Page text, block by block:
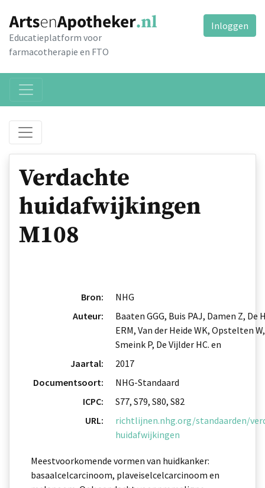
Educatieplatform voor
farmacotherapie en FTO
Inloggen
Verdachte
huidafwijkingen
M108
Bron:
NHG
Auteur:
Baaten GGG, Buis PAJ, Damen Z, De
ERM, Van der Heide WK, Opstelten W,
Smeink P, De Vijlder HC. en
Jaartal:
2017
Documentsoort:
NHG-Standaard
ICPC:
S77, S79, S80, S82
URL:
richtlijnen.nhg.org/standaarden/
huidafwijkingen
Meestvoorkomende vormen van huidkanker:
basaalcelcarcinoom, plaveiselcelcarcinoom en